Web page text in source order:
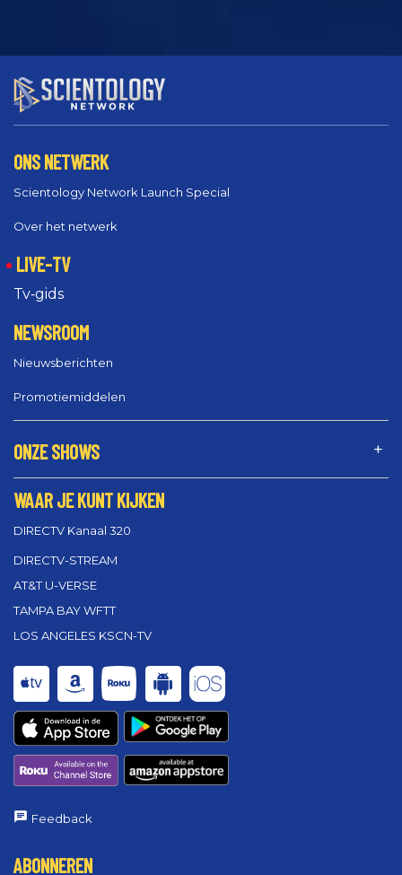
ONS NETWERK
Scientology Network Launch Special
Over het netwerk
LIVE-TV
Tv‑gids
NEWSROOM
Nieuwsberichten
Promotiemiddelen
ONZE SHOWS
WAAR JE KUNT KIJKEN
DIRECTV Kanaal 320
DIRECTV-STREAM
AT&T U-VERSE
TAMPA BAY WFTT
LOS ANGELES KSCN-TV
Feedback
ABONNEREN